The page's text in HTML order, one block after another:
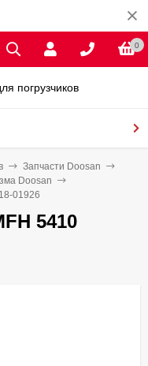
0
Запчасти Doosan
Doosan
01926
5410